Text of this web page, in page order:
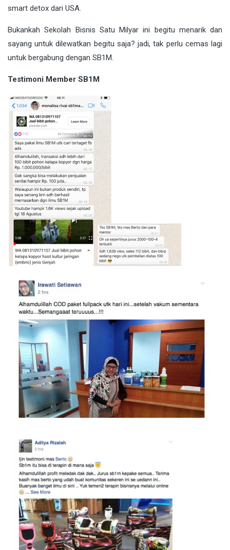
smart detox dari USA.
Bukankah Sekolah Bisnis Satu Milyar ini begitu menarik dan
sayang untuk dilewatkan begitu saja? jadi, tak perlu cemas lagi
untuk bergabung dengan SB1M.
Testimoni Member SB1M